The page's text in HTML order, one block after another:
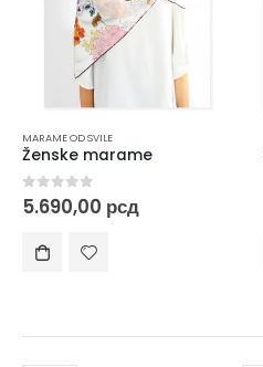
MARAME OD SVILE
Ženske marame
0out of 5
5.690,00 рсд